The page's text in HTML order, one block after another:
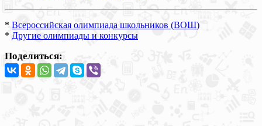
* Всероссийская олимпиада школьников (ВОШ)
* Другие олимпиады и конкурсы
Поделиться: